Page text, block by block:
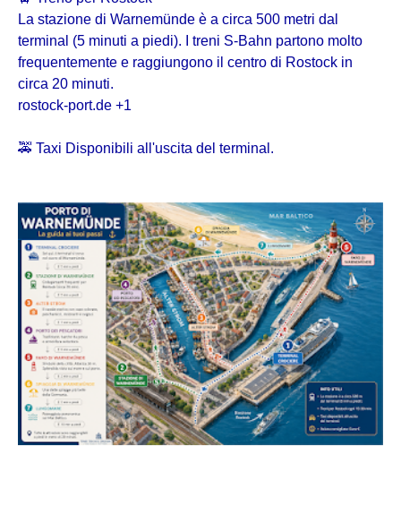
La stazione di Warnemünde è a circa 500 metri dal
terminal (5 minuti a piedi). I treni S-Bahn partono molto
frequentemente e raggiungono il centro di Rostock in
circa 20 minuti.
rostock-port.de +1
🚕 Taxi Disponibili all'uscita del terminal.